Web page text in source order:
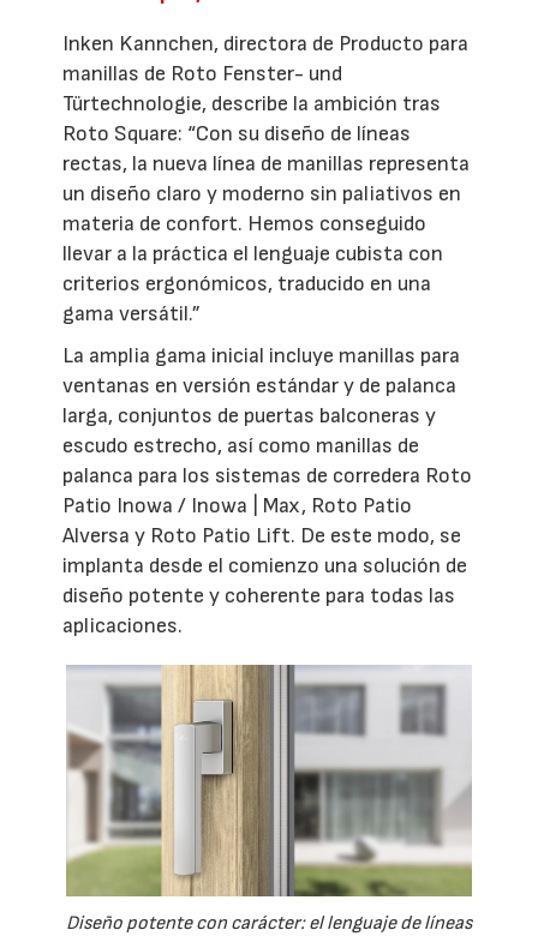
Inken Kannchen, directora de Producto para
manillas de Roto Fenster- und
Türtechnologie, describe la ambición tras
Roto Square: “Con su diseño de líneas
rectas, la nueva línea de manillas representa
un diseño claro y moderno sin paliativos en
materia de confort. Hemos conseguido
llevar a la práctica el lenguaje cubista con
criterios ergonómicos, traducido en una
gama versátil.”
La amplia gama inicial incluye manillas para
ventanas en versión estándar y de palanca
larga, conjuntos de puertas balconeras y
escudo estrecho, así como manillas de
palanca para los sistemas de corredera Roto
Patio Inowa / Inowa | Max, Roto Patio
Alversa y Roto Patio Lift. De este modo, se
implanta desde el comienzo una solución de
diseño potente y coherente para todas las
aplicaciones.
Diseño potente con carácter: el lenguaje de líneas